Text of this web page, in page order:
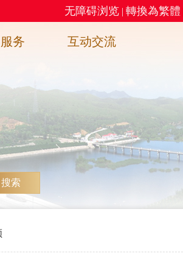
无障碍浏览 | 轉換為繁體
务 互动交流
搜索